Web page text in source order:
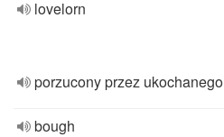
lovelorn
porzucony przez ukochanego
bough